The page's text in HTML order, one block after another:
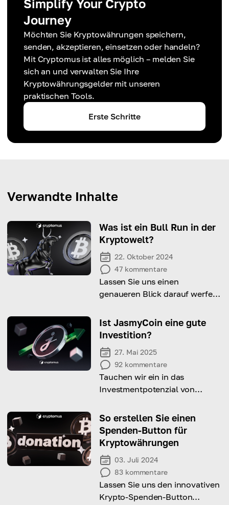
Simplify Your Crypto
Journey
Möchten Sie Kryptowährungen speichern,
senden, akzeptieren, einsetzen oder handeln?
Mit Cryptomus ist alles möglich – melden Sie
sich an und verwalten Sie Ihre
Kryptowährungsgelder mit unseren
praktischen Tools.
Erste Schritte
Verwandte Inhalte
Was ist ein Bull Run in der
Kryptowelt?
22. Oktober 2024
47 kommentare
Lassen Sie uns einen
genaueren Blick darauf werfen,
wie er den Kryptomarkt
beeinflusst und wie man ihn
Ist JasmyCoin eine gute
Investition?
27. Mai 2025
92 kommentare
Tauchen wir ein in das
Investmentpotenzial von
Preisentwicklung, langfristige
Aussichten und mögliche
Risiken für Investoren.
So erstellen Sie einen
Spenden-Button für
Kryptowährungen
03. Juli 2024
83 kommentare
Lassen Sie uns den innovativen
Krypto-Spenden-Button